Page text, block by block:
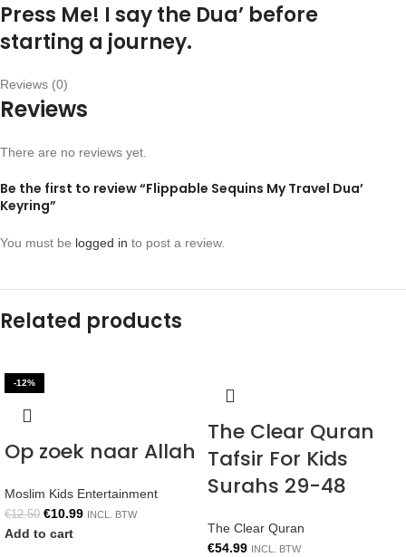
Press Me! I say the Dua’ before
starting a journey.
Reviews (0)
Reviews
There are no reviews yet.
Be the first to review “Flippable Sequins My Travel Dua’
Keyring”
You must be logged in to post a review.
Related products
-12%
Op zoek naar Allah
Moslim Kids Entertainment
€12.50 €10.99 INCL. BTW
Add to cart
The Clear Quran
Tafsir For Kids
Surahs 29-48
The Clear Quran
€54.99 INCL. BTW